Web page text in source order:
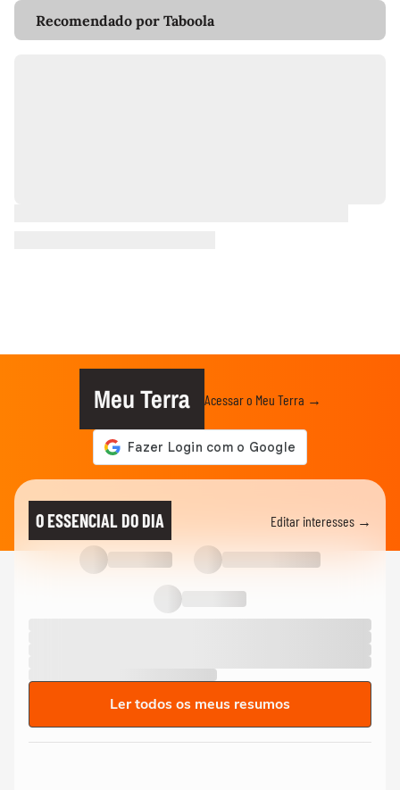
Recomendado por Taboola
Meu Terra Acessar o Meu Terra →
O ESSENCIAL DO DIA Editar interesses →
Ler todos os meus resumos